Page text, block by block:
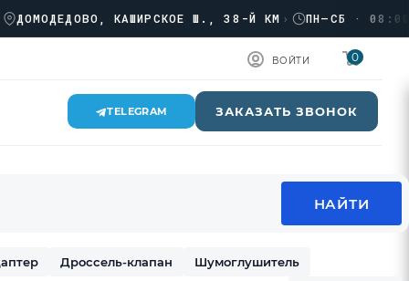
КАШИРСКОЕ Ш., 38-Й КМ› ПН–СБ · 08:00 →
ВОЙТИ 0
TELEGRAM ЗАКАЗАТЬ ЗВОНОК
Дроссель-клапан
Шумоглушитель